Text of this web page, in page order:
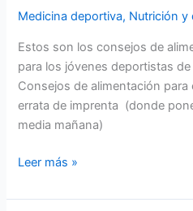
las
mayores
Medicina deportiva, Nutrición y
Estos son los consejos de
para los jóvenes deportistas
Consejos de alimentación
errata de imprenta (donde
media mañana)
Consejos
alimentación
Leer más »